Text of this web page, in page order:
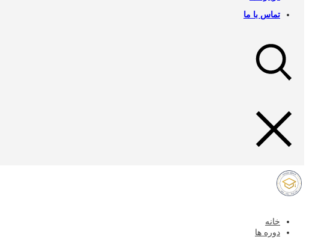
تماس با ما
خانه
دوره ها